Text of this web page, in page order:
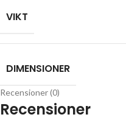
VIKT
DIMENSIONER
Recensioner (0)
Recensioner